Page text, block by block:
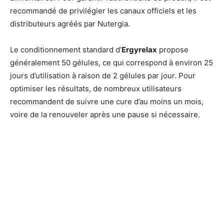
recommandé de privilégier les canaux officiels et les
distributeurs agréés par Nutergia.
Le conditionnement standard d’Ergyrelax propose
généralement 50 gélules, ce qui correspond à environ 25
jours d’utilisation à raison de 2 gélules par jour. Pour
optimiser les résultats, de nombreux utilisateurs
recommandent de suivre une cure d’au moins un mois,
voire de la renouveler après une pause si nécessaire.